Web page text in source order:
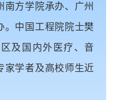
南方学院承办、广州
。中国工程院院士樊
及国内外医疗、音
家学者及高校师生近